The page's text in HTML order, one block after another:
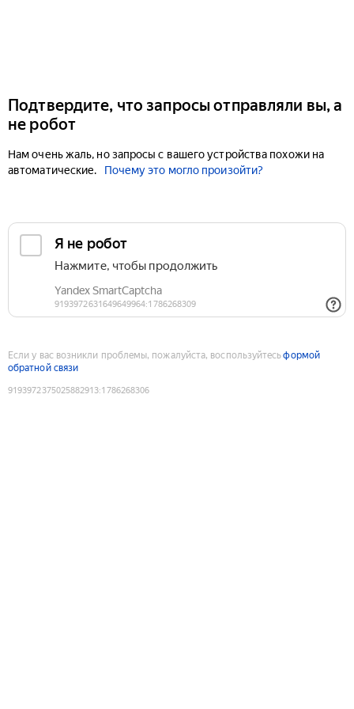
Подтвердите, что запросы отправляли вы, а
не робот
Нам очень жаль, но запросы с вашего устройства похожи на
автоматические.
Почему это могло произойти?
Если у вас возникли проблемы, пожалуйста, воспользуйтесьформой
обратной связи
9193972375025882913:1786268306